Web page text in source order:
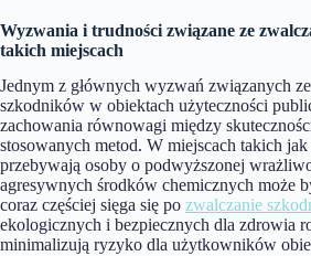
Wyzwania i trudności związane ze
takich miejscach
Jednym z głównych wyzwań związanych
szkodników w obiektach użyteczności
zachowania równowagi między
stosowanych metod. W miejscach takich
przebywają osoby o podwyższonej
agresywnych środków chemicznych może
coraz częściej sięga się po zwalczanie
ekologicznych i bezpiecznych dla zdrowia
minimalizują ryzyko dla użytkowników